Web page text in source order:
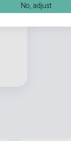
LE
No, adjust